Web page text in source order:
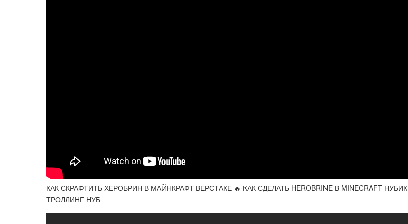
КАК СКРАФТИТЬ ХЕРОБРИН В МАЙНКРАФТ ВЕРСТАКЕ 🔥 КАК СДЕЛАТЬ HEROBRINE В MINECRAFT НУБИК
ТРОЛЛИНГ НУБ